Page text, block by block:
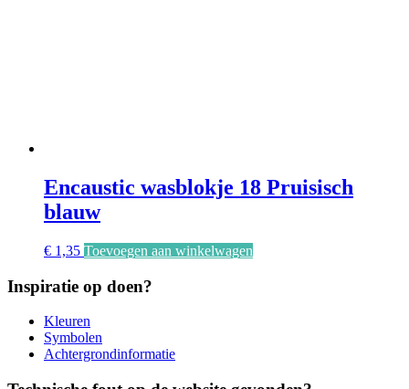
Encaustic wasblokje 18 Pruisisch
blauw
€ 1,35 Toevoegen aan winkelwagen
Inspiratie op doen?
Kleuren
Symbolen
Achtergrondinformatie